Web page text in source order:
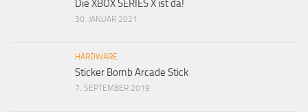
Die XBOX SERIES X ist da!
30. JANUAR 2021
HARDWARE
Sticker Bomb Arcade Stick
7. SEPTEMBER 2019